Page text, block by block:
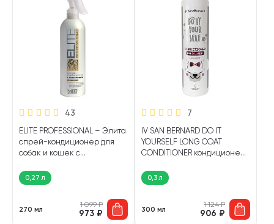
43
ELITE PROFESSIONAL – Элита
спрей-кондиционер для
собак и кошек с
облегчения расчесывания
шерсти АВЗ (270 мл)
0,27 л
270 мл
1 099₽
973 ₽
7
IV SAN BERNARD DO IT
YOURSELF LONG COAT
CONDITIONER кондиционер
длинной шерстью (300 мл)
0,3 л
300 мл
1 124₽
906 ₽